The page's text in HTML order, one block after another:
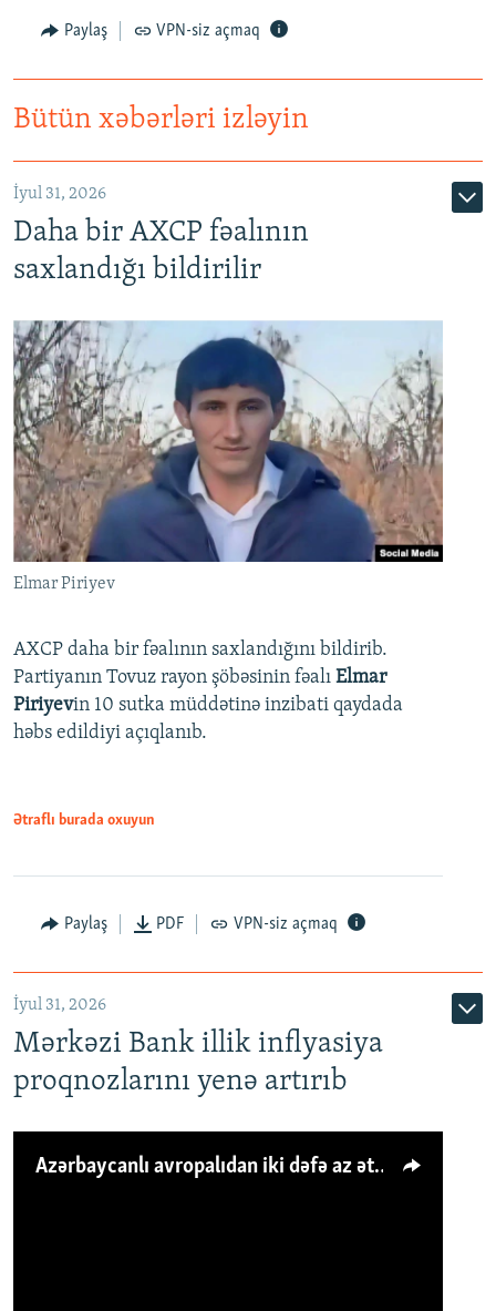
Paylaş VPN-siz açmaq
Bütün xəbərləri izləyin
İyul 31, 2026
Daha bir AXCP fəalının
saxlandığı bildirilir
Elmar Piriyev
AXCP daha bir fəalının saxlandığını bildirib.
Partiyanın Tovuz rayon şöbəsinin fəalı Elmar
Piriyevin 10 sutka müddətinə inzibati qaydada
həbs edildiyi açıqlanıb.
Ətraflı burada oxuyun
Paylaş PDF VPN-siz açmaq
İyul 31, 2026
Mərkəzi Bank illik inflyasiya
proqnozlarını yenə artırıb
Azərbaycanlı avropalıdan iki dəfə az ət yeyir, amma... 'Qiymət artımı qaçılmazdır'